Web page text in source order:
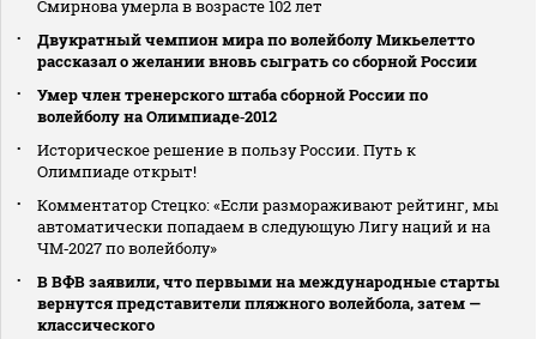
Смирнова умерла в возрасте 102 лет
Двукратный чемпион мира по волейболу Микьелетто
рассказал о желании вновь сыграть со сборной России
Умер член тренерского штаба сборной России по
волейболу на Олимпиаде‑2012
Историческое решение в пользу России. Путь к
Олимпиаде открыт!
Комментатор Стецко: «Если размораживают рейтинг, мы
автоматически попадаем в следующую Лигу наций и на
ЧМ‑2027 по волейболу»
В ВФВ заявили, что первыми на международные старты
вернутся представители пляжного волейбола, затем —
классического